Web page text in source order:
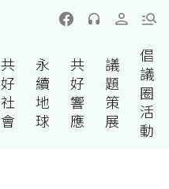
共
好
社
會
永
續
地
球
共
好
響
應
議
題
策
展
倡
議
圈
活
動